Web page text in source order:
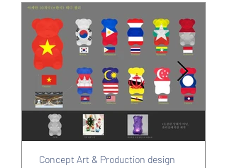
Concept Art & Production design